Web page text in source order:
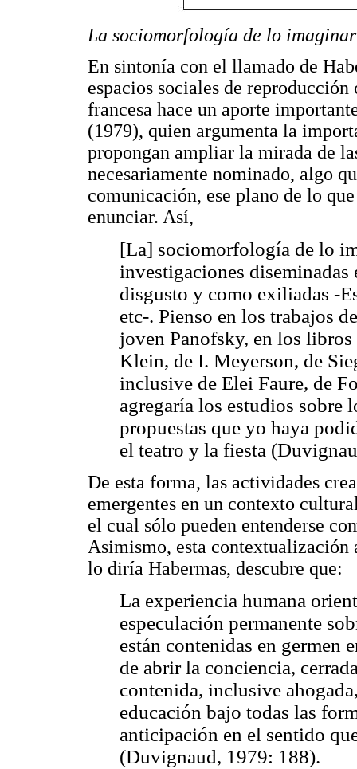
La sociomorfología de lo
En sintonía con el llamado de
espacios sociales de
francesa hace un aporte
(1979), quien argumenta la
propongan ampliar la mirada de
necesariamente nominado, algo
comunicación, ese plano de lo
enunciar. Así,
[La] sociomorfología de lo
investigaciones diseminadas
disgusto y como exiliadas -
etc-. Pienso en los trabajos
joven Panofsky, en los libros
Klein, de I. Meyerson, de
inclusive de Elei Faure, de
agregaría los estudios sobre
propuestas que yo haya
el teatro y la fiesta
De esta forma, las actividades
emergentes en un contexto
el cual sólo pueden entenderse
Asimismo, esta contextualización
lo diría Habermas, descubre que:
La experiencia humana
especulación permanente
están contenidas en germen
de abrir la conciencia,
contenida, inclusive
educación bajo todas las
anticipación en el sentido
(Duvignaud, 1979: 188).